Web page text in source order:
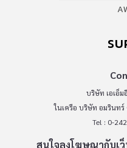
บริษัท เอเอ็ม
ในเครือ บริษัท อมรินท
Tel : 0-
สนใจลงโฆษณากับเ